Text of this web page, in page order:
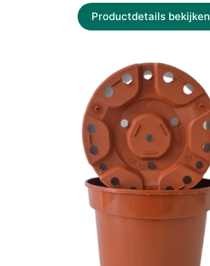
Productdetails bekijken